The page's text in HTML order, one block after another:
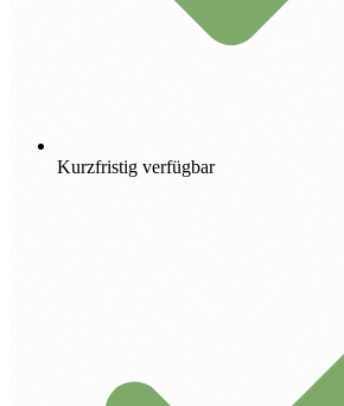
Kurzfristig verfügbar